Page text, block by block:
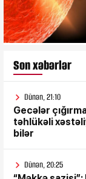
Son xəbərlər
Dünən, 21:10
Gecələr
təhlükəli
bilər
Dünən, 20:25